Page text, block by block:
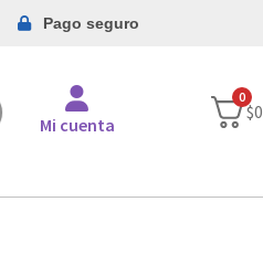
Pago seguro
Mi cuenta
0
$0